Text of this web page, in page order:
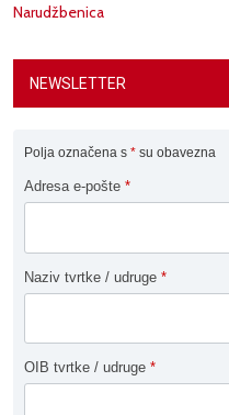
Narudžbenica
NEWSLETTER
Polja označena s * su obavezna
Adresa e-pošte *
Naziv tvrtke / udruge *
OIB tvrtke / udruge *